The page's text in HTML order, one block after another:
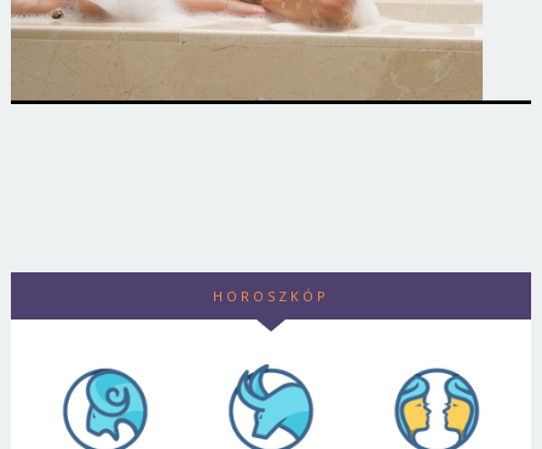
HOROSZKÓP